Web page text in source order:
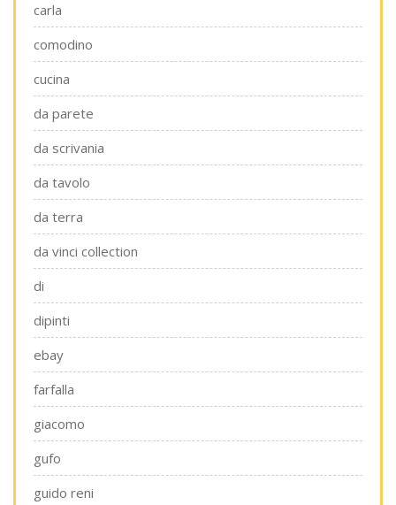
carla
comodino
cucina
da parete
da scrivania
da tavolo
da terra
da vinci collection
di
dipinti
ebay
farfalla
giacomo
gufo
guido reni